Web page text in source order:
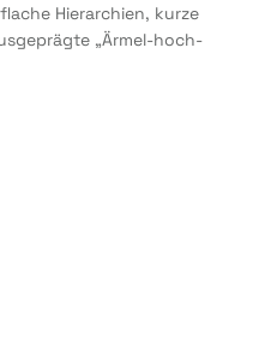
Hierarchien, kurze
„Ärmel-hoch-